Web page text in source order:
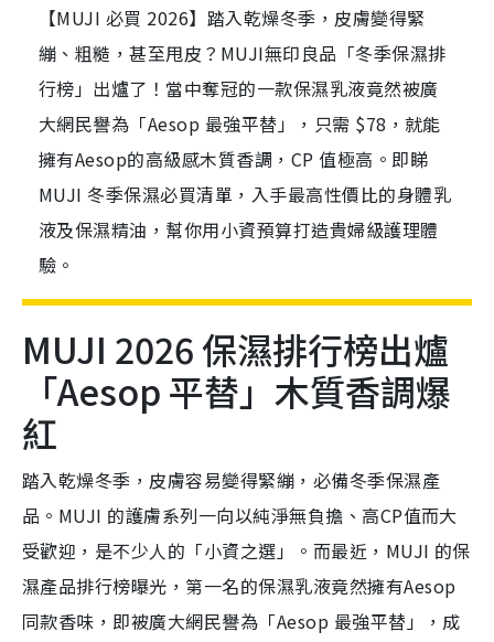
【MUJI 必買 2026】踏入乾燥冬季，皮膚變得緊
繃、粗糙，甚至甩皮？MUJI無印良品「冬季保濕排
行榜」出爐了！當中奪冠的一款保濕乳液竟然被廣
大網民譽為「Aesop 最強平替」，只需 $78，就能
擁有Aesop的高級感木質香調，CP 值極高。即睇
MUJI 冬季保濕必買清單，入手最高性價比的身體乳
液及保濕精油，幫你用小資預算打造貴婦級護理體
驗。
MUJI 2026 保濕排行榜出爐
「Aesop 平替」木質香調爆
紅
踏入乾燥冬季，皮膚容易變得緊繃，必備冬季保濕產
品。MUJI 的護膚系列一向以純淨無負擔、高CP值而大
受歡迎，是不少人的「小資之選」。而最近，MUJI 的保
濕產品排行榜曝光，第一名的保濕乳液竟然擁有Aesop
同款香味，即被廣大網民譽為「Aesop 最強平替」，成